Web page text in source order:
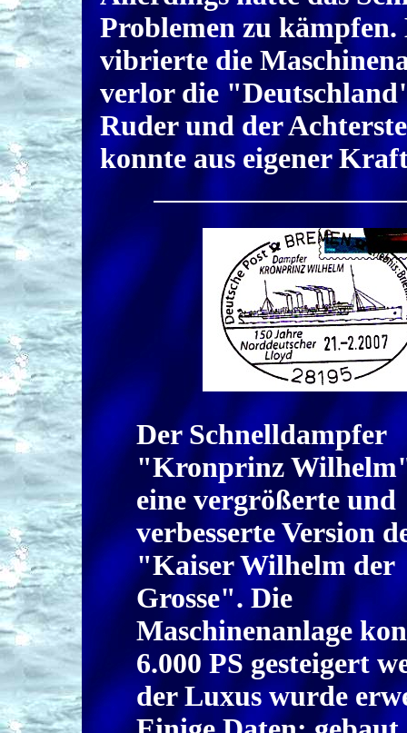
Problemen zu
vibrierte die
verlor die
Ruder und der
konnte aus eigener
Der Schnelldampfer
"Kronprinz
eine vergrößerte und
verbesserte Version
"Kaiser Wilhelm der
Grosse". Die
Maschinenanlage
6.000 PS gesteigert
der Luxus wurde